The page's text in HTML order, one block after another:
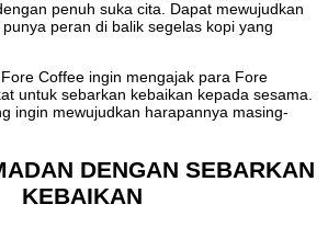
penuh suka cita. Dapat mewujudkan
peran di balik segelas kopi yang
Coffee ingin mengajak para Fore
untuk sebarkan kebaikan kepada sesama.
ingin mewujudkan harapannya masing-
DENGAN SEBARKAN
KEBAIKAN